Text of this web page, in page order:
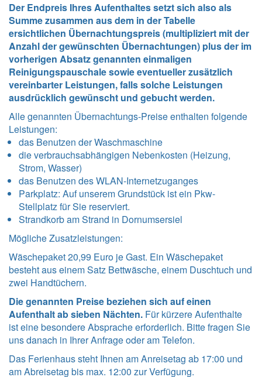
Der Endpreis Ihres Aufenthaltes setzt sich also als
Summe zusammen aus dem in der Tabelle
ersichtlichen Übernachtungspreis (multipliziert mit der
Anzahl der gewünschten Übernachtungen) plus der im
vorherigen Absatz genannten einmaligen
Reinigungspauschale sowie eventueller zusätzlich
vereinbarter Leistungen, falls solche Leistungen
ausdrücklich gewünscht und gebucht werden.
Alle genannten Übernachtungs-Preise enthalten folgende
Leistungen:
das Benutzen der Waschmaschine
die verbrauchsabhängigen Nebenkosten (Heizung,
Strom, Wasser)
das Benutzen des WLAN-Internetzuganges
Parkplatz: Auf unserem Grundstück ist ein Pkw-
Stellplatz für Sie reserviert.
Strandkorb am Strand in Dornumsersiel
Mögliche Zusatzleistungen:
Wäschepaket 20,99 Euro je Gast. Ein Wäschepaket
besteht aus einem Satz Bettwäsche, einem Duschtuch und
zwei Handtüchern.
Die genannten Preise beziehen sich auf einen
Aufenthalt ab sieben Nächten. Für kürzere Aufenthalte
ist eine besondere Absprache erforderlich. Bitte fragen Sie
uns danach in Ihrer Anfrage oder am Telefon.
Das Ferienhaus steht Ihnen am Anreisetag ab 17:00 und
am Abreisetag bis max. 12:00 zur Verfügung.